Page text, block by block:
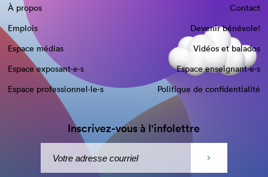
À propos
Contact
Emplois
Devenir bénévole!
Espace médias
Vidéos et balados
Espace exposant·e⋅s
Espace enseignant·e⋅s
Espace professionnel·le⋅s
Politique de confidentialité
Inscrivez-vous à l'infolettre